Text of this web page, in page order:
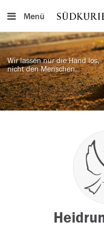
Menü
Wir lassen nur die Hand los,
nicht den Menschen.